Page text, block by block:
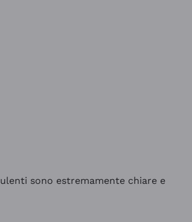
sono estremamente chiare e